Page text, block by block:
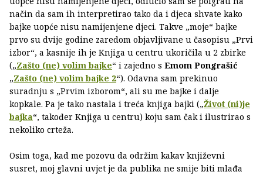
način da sam ih interpretirao tako da i djeca shvate kako
bajke uopće nisu namijenjene djeci. Takve „moje“ bajke
prvo su dvije godine zaredom objavljivane u časopisu „Prvi
izbor“, a kasnije ih je Knjiga u centru ukoričila u 2 zbirke
(„Zašto (ne) volim bajke“ i zajedno s Emom Pongrašić
„Zašto (ne) volim bajke 2“). Odavna sam prekinuo
suradnju s „Prvim izborom“, ali su me bajke i dalje
kopkale. Pa je tako nastala i treća knjiga bajki („Život (ni)je
bajka“, također Knjiga u centru) koju sam čak i ilustrirao s
nekoliko crteža.
Osim toga, kad me pozovu da održim kakav književni
susret, moj glavni uvjet je da publika ne smije biti mlađa